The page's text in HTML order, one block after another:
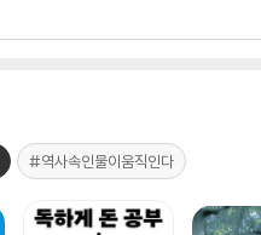
#역사속인물이움직인다